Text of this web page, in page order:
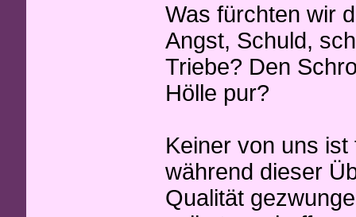
Was fürchten wir
Angst, Schuld,
Triebe? Den
Hölle pur?
Keiner von uns
während dieser
Qualität